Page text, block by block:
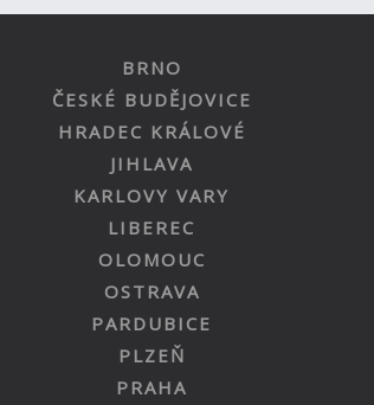
BRNO
ČESKÉ BUDĚJOVICE
HRADEC KRÁLOVÉ
JIHLAVA
KARLOVY VARY
LIBEREC
OLOMOUC
OSTRAVA
PARDUBICE
PLZEŇ
PRAHA